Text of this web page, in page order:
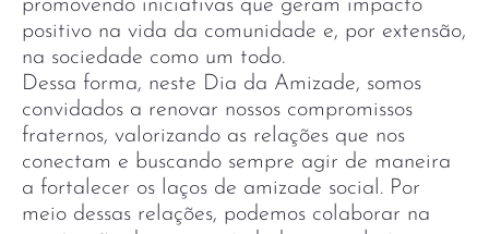
promovendo iniciativas que geram impacto
positivo na vida da comunidade e, por extensão,
na sociedade como um todo.
Dessa forma, neste Dia da Amizade, somos
convidados a renovar nossos compromissos
fraternos, valorizando as relações que nos
conectam e buscando sempre agir de maneira
a fortalecer os laços de amizade social. Por
meio dessas relações, podemos colaborar na